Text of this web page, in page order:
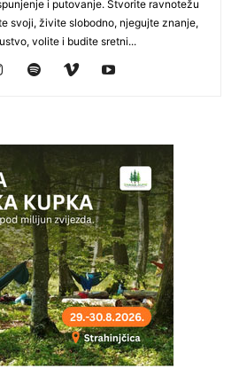
i putovanje. Stvorite ravnotežu
svoji, živite slobodno, njegujte znanje,
volite i budite sretni...